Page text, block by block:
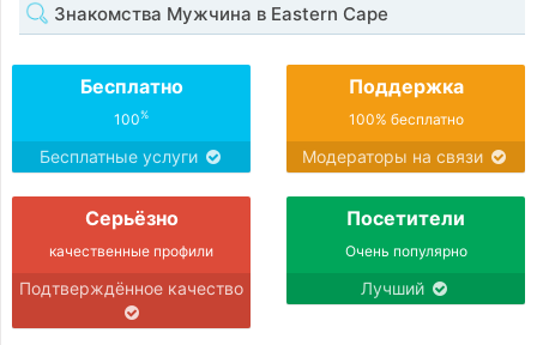
Знакомства Мужчина в Eastern Cape
Бесплатно
100%
Бесплатные услуги
Поддержка
100% бесплатно
Модераторы на связи
Серьёзно
качественные профили
Подтверждённое качество
Посетители
Очень популярно
Лучший